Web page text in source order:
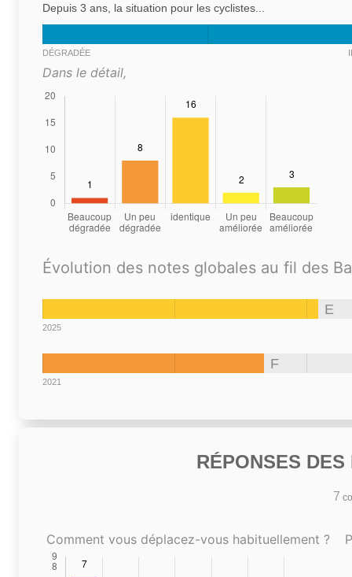
Depuis 3 ans, la situation pour les cyclistes...
DÉGRADÉE
Dans le détail,
Évolution des notes globales au fil des
E
2025
F
2021
RÉPONSES
7
Comment vous déplacez-vous habituellement ?